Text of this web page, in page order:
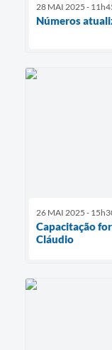
28 MAI 2025 -
Números
26 MAI 2025 -
Capacitação
Cláudio